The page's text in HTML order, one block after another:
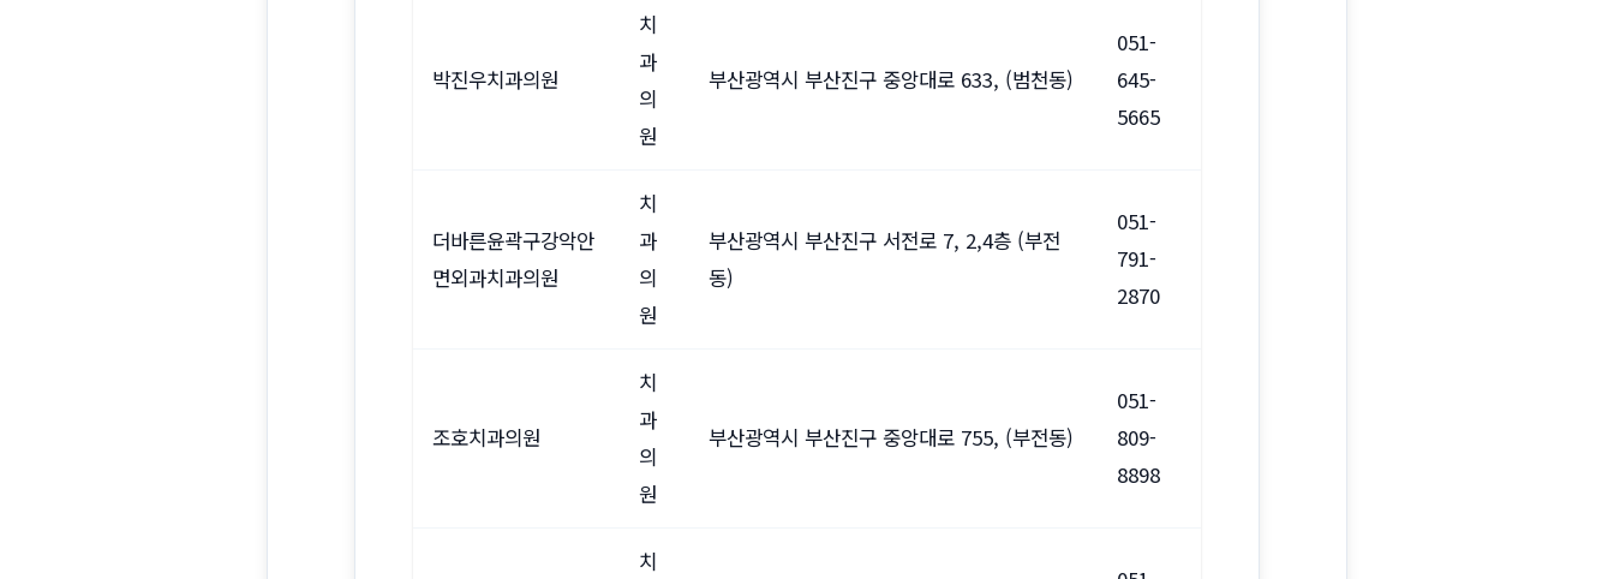
박진우치과의원
치
과
의
원
부산광역시 부산진구 중앙대로 633, (범천동)
051-
645-
5665
더바른윤곽구강악안
면외과치과의원
치
과
의
원
부산광역시 부산진구 서전로 7, 2,4층 (부전
동)
051-
791-
2870
조호치과의원
치
과
의
원
부산광역시 부산진구 중앙대로 755, (부전동)
051-
809-
8898
치